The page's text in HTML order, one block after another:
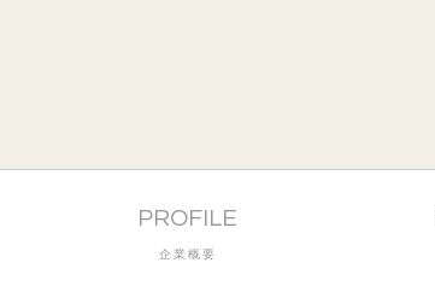
PROFILE
企業概要